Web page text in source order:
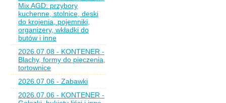
Mix AGD: przybory
kuchenne, stolnice, deski
do krojenia, pojemniki,
organizery, wkładki do
butów i inne
2026.07.08 - KONTENER -
Blachy, formy do pieczenia,
tortownice
2026.07.06 - Zabawki
2026.07.06 - KONTENER -